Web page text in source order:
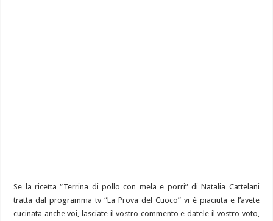
Se la ricetta “Terrina di pollo con mela e porri” di Natalia Cattelani
tratta dal programma tv “La Prova del Cuoco” vi è piaciuta e l’avete
cucinata anche voi, lasciate il vostro commento e datele il vostro voto,